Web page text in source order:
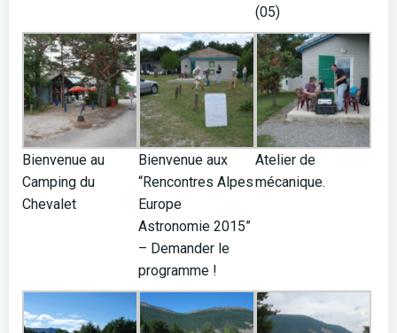
(05)
Bienvenue au
Camping du
Chevalet
Bienvenue aux
“Rencontres Alpes
Europe
Astronomie 2015”
– Demander le
programme !
Atelier de
mécanique.